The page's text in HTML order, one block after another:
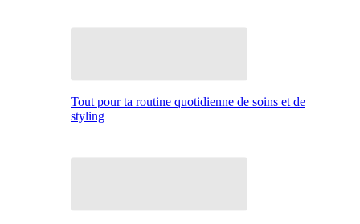
Tout pour ta routine quotidienne de soins et de
styling